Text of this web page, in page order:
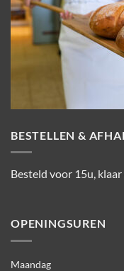
BESTELLEN &
Besteld voor 15u,
OPENINGSUREN
Maandag